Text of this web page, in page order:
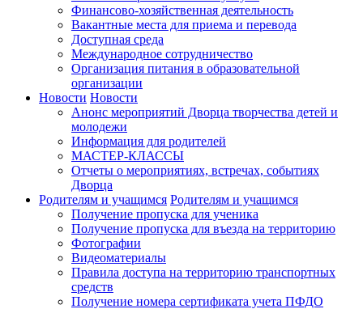
Финансово-хозяйственная деятельность
Вакантные места для приема и перевода
Доступная среда
Международное сотрудничество
Организация питания в образовательной
организации
Новости Новости
Анонс мероприятий Дворца творчества детей и
молодежи
Информация для родителей
МАСТЕР-КЛАССЫ
Отчеты о мероприятиях, встречах, событиях
Дворца
Родителям и учащимся Родителям и учащимся
Получение пропуска для ученика
Получение пропуска для въезда на территорию
Фотографии
Видеоматериалы
Правила доступа на территорию транспортных
средств
Получение номера сертификата учета ПФДО